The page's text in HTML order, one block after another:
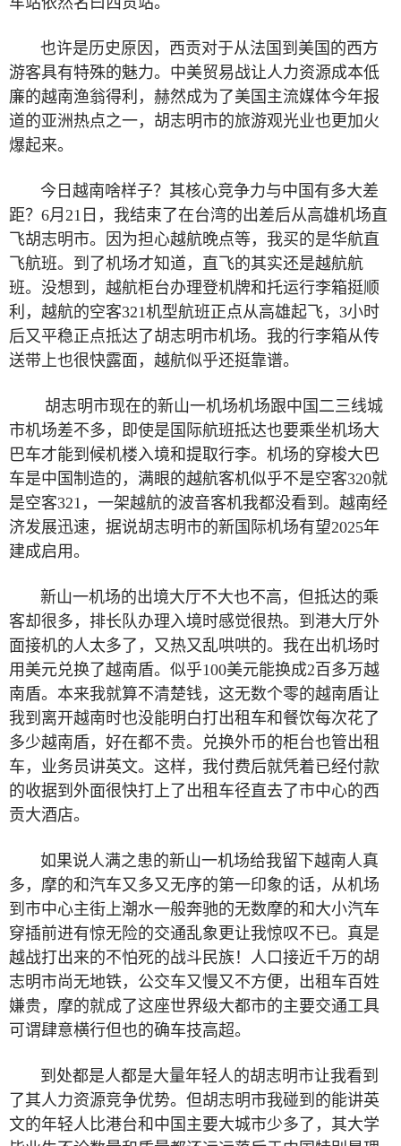
也许是历史原因，西贡对于从法国到美国的西方
游客具有特殊的魅力。中美贸易战让人力资源成本低
廉的越南渔翁得利，赫然成为了美国主流媒体今年报
道的亚洲热点之一，胡志明市的旅游观光业也更加火
爆起来。
今日越南啥样子？其核心竞争力与中国有多大差
距？ 6月 21 日，我结束了在台湾的出差后从高雄机场直
飞胡志明市。因为担心越航晚点等，我买的是华航直
飞航班。到了机场才知道，直飞的其实还是越航航
班。没想到，越航柜台办理登机牌和托运行李箱挺顺
利，越航的空客321机型航班正点从高雄起飞， 3小时
后又平稳正点抵达了胡志明市机场。我的行李箱从传
送带上也很快露面，越航似乎还挺靠谱。
胡志明市现在的新山一机场机场跟中国二三线城
市机场差不多，即使是国际航班抵达也要乘坐机场大
巴车才能到候机楼入境和提取行李。机场的穿梭大巴
车是中国制造的，满眼的越航客机似乎不是空客320就
是空客321 ，一架越航的波音客机我都没看到。越南经
济发展迅速，据说胡志明市的新国际机场有望2025年
建成启用。
新山一机场的出境大厅不大也不高，但抵达的乘
客却很多，排长队办理入境时感觉很热。到港大厅外
面接机的人太多了，又热又乱哄哄的。我在出机场时
用美元兑换了越南盾。似乎100美元能换成2 百多万越
南盾。本来我就算不清楚钱，这无数个零的越南盾让
我到离开越南时也没能明白打出租车和餐饮每次花了
多少越南盾，好在都不贵。兑换外币的柜台也管出租
车，业务员讲英文。这样，我付费后就凭着已经付款
的收据到外面很快打上了出租车径直去了市中心的西
贡大酒店。
如果说人满之患的新山一机场给我留下越南人真
多，摩的和汽车又多又无序的第一印象的话，从机场
到市中心主街上潮水一般奔驰的无数摩的和大小汽车
穿插前进有惊无险的交通乱象更让我惊叹不已。真是
越战打出来的不怕死的战斗民族！人口接近千万的胡
志明市尚无地铁，公交车又慢又不方便，出租车百姓
嫌贵，摩的就成了这座世界级大都市的主要交通工具
可谓肆意横行但也的确车技高超。
到处都是人都是大量年轻人的胡志明市让我看到
了其人力资源竞争优势。但胡志明市我碰到的能讲英
文的年轻人比港台和中国主要大城市少多了，其大学